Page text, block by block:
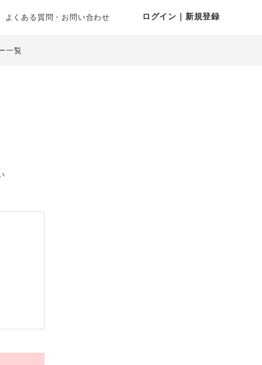
よくある質問・お問い合わせ ログイン｜新規登録
一覧